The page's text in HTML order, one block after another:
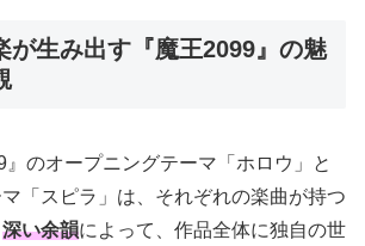
が生み出す『魔王2099』の魅
のオープニングテーマ「ホロウ」と
「スピラ」は、それぞれの楽曲が持つ
深い余韻によって、作品全体に独自の世